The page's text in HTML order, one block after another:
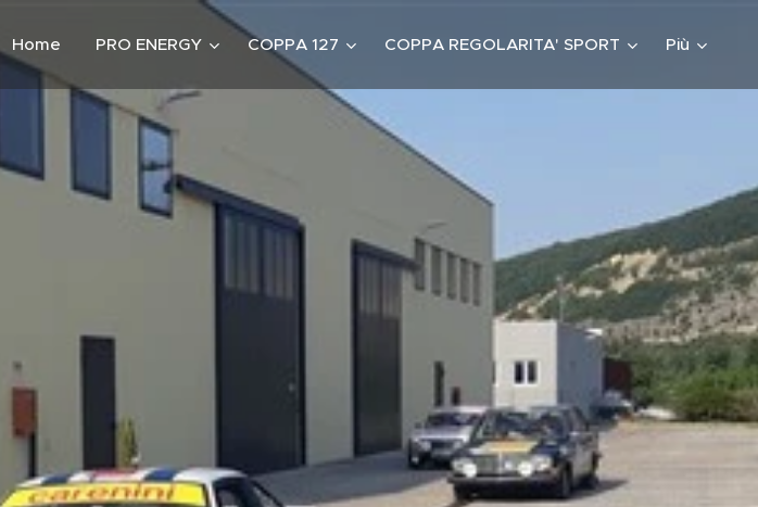
Home PRO ENERGY COPPA 127 COPPA REGOLARITA' SPORT Più